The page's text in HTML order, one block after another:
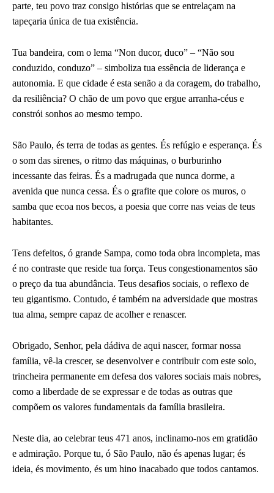
parte, teu povo traz consigo histórias que se entrelaçam na
tapeçaria única de tua existência.
Tua bandeira, com o lema “Non ducor, duco” – “Não sou
conduzido, conduzo” – simboliza tua essência de liderança e
autonomia. E que cidade é esta senão a da coragem, do trabalho,
da resiliência? O chão de um povo que ergue arranha-céus e
constrói sonhos ao mesmo tempo.
São Paulo, és terra de todas as gentes. És refúgio e esperança. És
o som das sirenes, o ritmo das máquinas, o burburinho
incessante das feiras. És a madrugada que nunca dorme, a
avenida que nunca cessa. És o grafite que colore os muros, o
samba que ecoa nos becos, a poesia que corre nas veias de teus
habitantes.
Tens defeitos, ó grande Sampa, como toda obra incompleta, mas
é no contraste que reside tua força. Teus congestionamentos são
o preço da tua abundância. Teus desafios sociais, o reflexo de
teu gigantismo. Contudo, é também na adversidade que mostras
tua alma, sempre capaz de acolher e renascer.
Obrigado, Senhor, pela dádiva de aqui nascer, formar nossa
família, vê-la crescer, se desenvolver e contribuir com este solo,
trincheira permanente em defesa dos valores sociais mais nobres,
como a liberdade de se expressar e de todas as outras que
compõem os valores fundamentais da família brasileira.
Neste dia, ao celebrar teus 471 anos, inclinamo-nos em gratidão
e admiração. Porque tu, ó São Paulo, não és apenas lugar; és
ideia, és movimento, és um hino inacabado que todos cantamos.